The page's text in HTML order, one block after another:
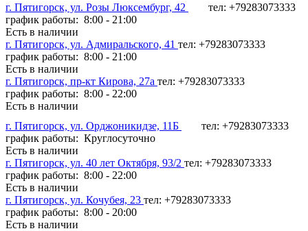
г. Пятигорск, ул. Розы Люксембург, 42
тел: +79283073333
график работы: 8:00 - 21:00
Есть в наличии
г. Пятигорск, ул. Адмиральского, 41 тел: +79283073333
график работы: 8:00 - 21:00
Есть в наличии
г. Пятигорск, пр-кт Кирова, 27а тел: +79283073333
график работы: 8:00 - 22:00
Есть в наличии
г. Пятигорск, ул. Орджоникидзе, 11Б
тел: +79283073333
график работы: Круглосуточно
Есть в наличии
г. Пятигорск, ул. 40 лет Октября, 93/2 тел: +79283073333
график работы: 8:00 - 22:00
Есть в наличии
г. Пятигорск, ул. Кочубея, 23 тел: +79283073333
график работы: 8:00 - 20:00
Есть в наличии